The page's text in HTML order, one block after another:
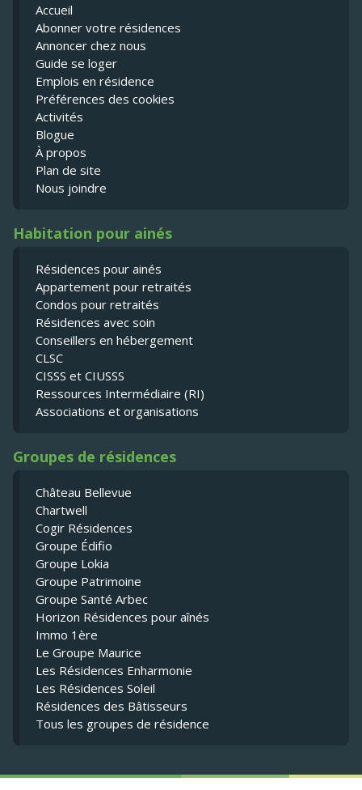
Accueil
Abonner votre résidences
Annoncer chez nous
Guide se loger
Emplois en résidence
Préférences des cookies
Activités
Blogue
À propos
Plan de site
Nous joindre
Habitation pour ainés
Résidences pour ainés
Appartement pour retraités
Condos pour retraités
Résidences avec soin
Conseillers en hébergement
CLSC
CISSS et CIUSSS
Ressources Intermédiaire (RI)
Associations et organisations
Groupes de résidences
Château Bellevue
Chartwell
Cogir Résidences
Groupe Édifio
Groupe Lokia
Groupe Patrimoine
Groupe Santé Arbec
Horizon Résidences pour aînés
Immo 1ère
Le Groupe Maurice
Les Résidences Enharmonie
Les Résidences Soleil
Résidences des Bâtisseurs
Tous les groupes de résidence